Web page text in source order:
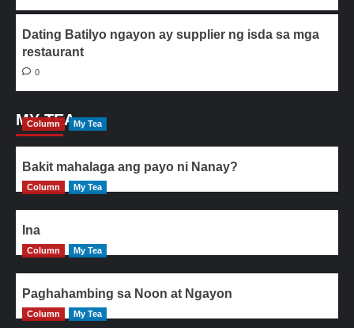
Dating Batilyo ngayon ay supplier ng isda sa mga
restaurant
0
MY TEA
Column My Tea
Bakit mahalaga ang payo ni Nanay?
Column My Tea
Ina
Column My Tea
Paghahambing sa Noon at Ngayon
Column My Tea